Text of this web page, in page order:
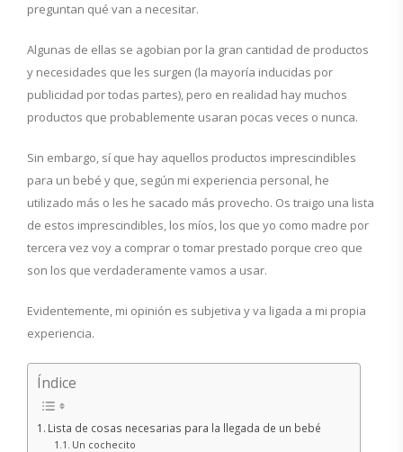
preguntan qué van a necesitar.
Algunas de ellas se agobian por la gran cantidad de productos
y necesidades que les surgen (la mayoría inducidas por
publicidad por todas partes), pero en realidad hay muchos
productos que probablemente usaran pocas veces o nunca.
Sin embargo, sí que hay aquellos productos imprescindibles
para un bebé y que, según mi experiencia personal, he
utilizado más o les he sacado más provecho. Os traigo una lista
de estos imprescindibles, los míos, los que yo como madre por
tercera vez voy a comprar o tomar prestado porque creo que
son los que verdaderamente vamos a usar.
Evidentemente, mi opinión es subjetiva y va ligada a mi propia
experiencia.
Índice
Lista de cosas necesarias para la llegada de un bebé
Un cochecito